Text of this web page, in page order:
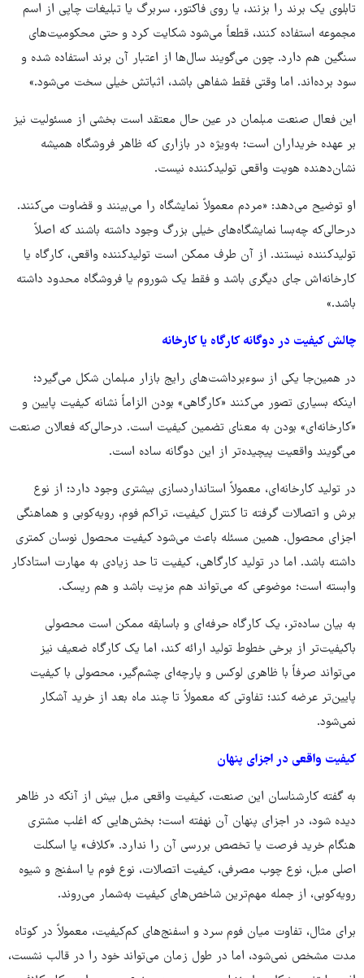
تابلوی یک برند را بزنند، یا روی فاکتور، سربرگ یا تبلیغات چاپی از اسم
مجموعه استفاده کنند، قطعاً می‌شود شکایت کرد و حتی محکومیت‌های
سنگین هم دارد. چون می‌گویند سال‌ها از اعتبار آن برند استفاده شده و
سود برده‌اند. اما وقتی فقط شفاهی باشد، اثباتش خیلی سخت می‌شود.»
این فعال صنعت مبلمان در عین حال معتقد است بخشی از مسئولیت نیز
بر عهده خریداران است؛ به‌ویژه در بازاری که ظاهر فروشگاه همیشه
نشان‌دهنده هویت واقعی تولیدکننده نیست.
او توضیح می‌دهد: «مردم معمولاً نمایشگاه را می‌بینند و قضاوت می‌کنند.
درحالی‌که چه‌بسا نمایشگاه‌های خیلی بزرگ وجود داشته باشند که اصلاً
تولیدکننده نیستند. از آن طرف ممکن است تولیدکننده واقعی، کارگاه یا
کارخانه‌اش جای دیگری باشد و فقط یک شوروم یا فروشگاه محدود داشته
باشد.»
چالش کیفیت در دوگانه‌ کارگاه یا کارخانه
در همین‌جا یکی از سوءبرداشت‌های رایج بازار مبلمان شکل می‌گیرد؛
اینکه بسیاری تصور می‌کنند «کارگاهی» بودن الزاماً نشانه کیفیت پایین و
«کارخانه‌ای» بودن به معنای تضمین کیفیت است. درحالی‌که فعالان صنعت
می‌گویند واقعیت پیچیده‌تر از این دوگانه ساده است.
در تولید کارخانه‌ای، معمولاً استانداردسازی بیشتری وجود دارد؛ از نوع
برش و اتصالات گرفته تا کنترل کیفیت، تراکم فوم، رویه‌کوبی و هماهنگی
اجزای محصول. همین مسئله باعث می‌شود کیفیت محصول نوسان کمتری
داشته باشد. اما در تولید کارگاهی، کیفیت تا حد زیادی به مهارت استادکار
وابسته است؛ موضوعی که می‌تواند هم مزیت باشد و هم ریسک.
به بیان ساده‌تر، یک کارگاه حرفه‌ای و باسابقه ممکن است محصولی
باکیفیت‌تر از برخی خطوط تولید ارائه کند، اما یک کارگاه ضعیف نیز
می‌تواند صرفاً با ظاهری لوکس و پارچه‌ای چشم‌گیر، محصولی با کیفیت
پایین‌تر عرضه کند؛ تفاوتی که معمولاً تا چند ماه بعد از خرید آشکار
نمی‌شود.
کیفیت واقعی در اجزای پنهان
به گفته کارشناسان این صنعت، کیفیت واقعی مبل بیش از آنکه در ظاهر
دیده شود، در اجزای پنهان آن نهفته است؛ بخش‌هایی که اغلب مشتری
هنگام خرید فرصت یا تخصص بررسی آن را ندارد. «کلاف» یا اسکلت
اصلی مبل، نوع چوب مصرفی، کیفیت اتصالات، نوع فوم یا اسفنج و شیوه
رویه‌کوبی، از جمله مهم‌ترین شاخص‌های کیفیت به‌شمار می‌روند.
برای مثال، تفاوت میان فوم سرد و اسفنج‌های کم‌کیفیت، معمولاً در کوتاه‌
مدت مشخص نمی‌شود، اما در طول زمان می‌تواند خود را در قالب نشست،